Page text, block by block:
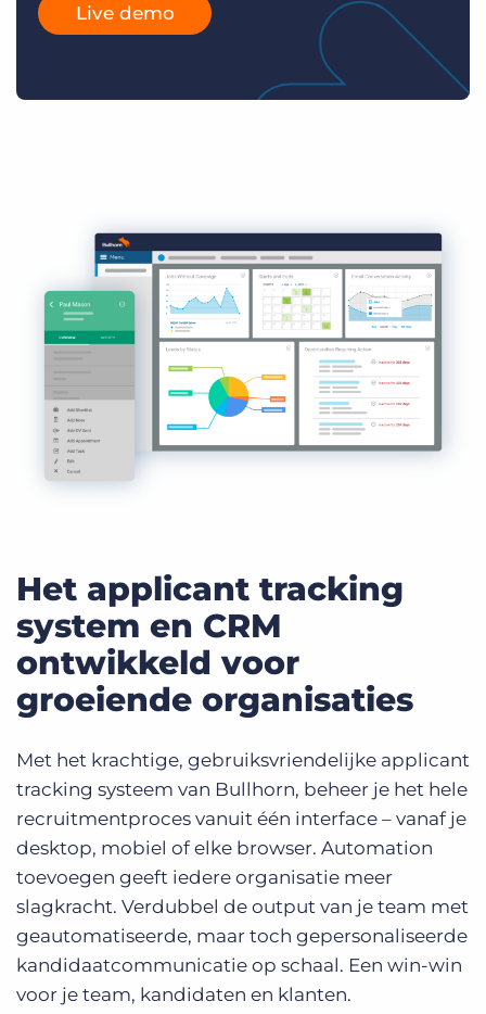
Live demo
Het applicant tracking
system en CRM
ontwikkeld voor
groeiende organisaties
Met het krachtige, gebruiksvriendelijke applicant
tracking systeem van Bullhorn, beheer je het hele
recruitmentproces vanuit één interface – vanaf je
desktop, mobiel of elke browser. Automation
toevoegen geeft iedere organisatie meer
slagkracht. Verdubbel de output van je team met
geautomatiseerde, maar toch gepersonaliseerde
kandidaatcommunicatie op schaal. Een win-win
voor je team, kandidaten en klanten.